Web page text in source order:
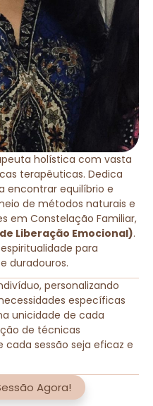
holística com vasta
terapêuticas. Dedica
encontrar equilíbrio e
de métodos naturais e
em Constelação Familiar,
Liberação Emocional).
para
duradouros.
personalizando
específicas
unicidade de cada
de técnicas
sessão seja eficaz e
Agora!